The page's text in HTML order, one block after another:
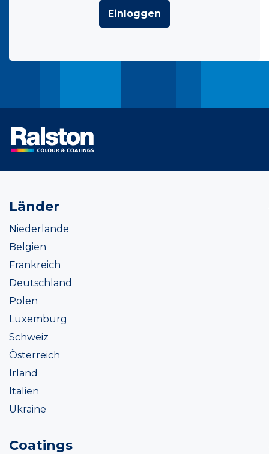
Einloggen
Länder
Niederlande
Belgien
Frankreich
Deutschland
Polen
Luxemburg
Schweiz
Österreich
Irland
Italien
Ukraine
Coatings